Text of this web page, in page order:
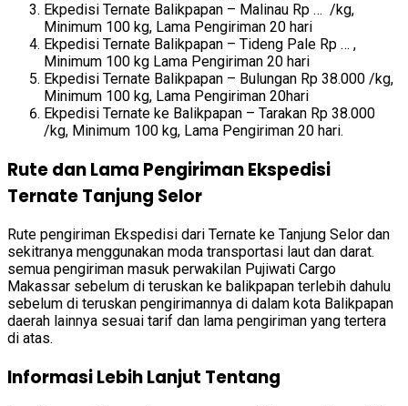
Ekpedisi Ternate Balikpapan – Malinau Rp … /kg,
Minimum 100 kg, Lama Pengiriman 20 hari
Ekpedisi Ternate Balikpapan – Tideng Pale Rp … ,
Minimum 100 kg Lama Pengiriman 20 hari
Ekpedisi Ternate Balikpapan – Bulungan Rp 38.000 /kg,
Minimum 100 kg, Lama Pengiriman 20hari
Ekpedisi Ternate ke Balikpapan – Tarakan Rp 38.000
/kg, Minimum 100 kg, Lama Pengiriman 20 hari.
Rute dan Lama Pengiriman Ekspedisi
Ternate Tanjung Selor
Rute pengiriman Ekspedisi dari Ternate ke Tanjung Selor dan
sekitranya menggunakan moda transportasi laut dan darat.
semua pengiriman masuk perwakilan Pujiwati Cargo
Makassar sebelum di teruskan ke balikpapan terlebih dahulu
sebelum di teruskan pengirimannya di dalam kota Balikpapan
daerah lainnya sesuai tarif dan lama pengiriman yang tertera
di atas.
Informasi Lebih Lanjut Tentang